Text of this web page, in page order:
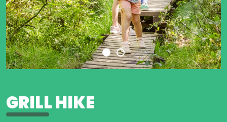
GRILL HIKE